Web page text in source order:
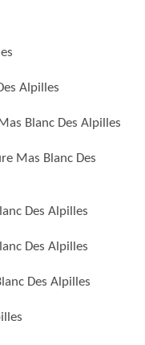
Alpilles
Blanc Des Alpilles
Mas Blanc Des
Des Alpilles
Des Alpilles
Des Alpilles